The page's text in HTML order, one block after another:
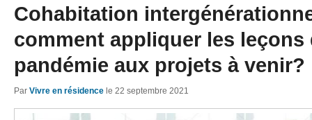
Cohabitation
comment appliquer les leçons
pandémie aux projets à venir?
Par Vivre en résidence le 22 septembre 2021